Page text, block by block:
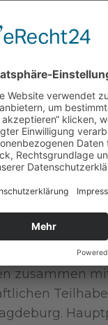
unterstützt.
Preis erhielt,
das
nach
mit
„Flowjob“.
zusammen